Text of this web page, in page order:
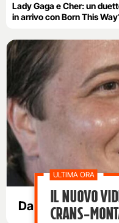
Lady Gaga e Cher: un
in arrivo con Born This
Da Chastity a
Il nuovo
Crans-